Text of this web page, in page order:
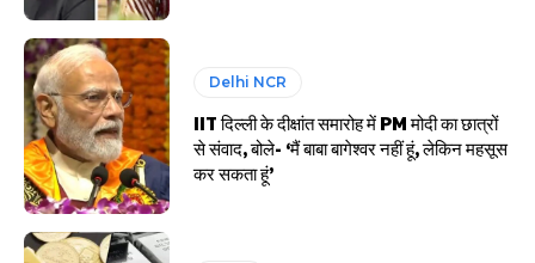
Delhi NCR
IIT दिल्ली के दीक्षांत समारोह में PM मोदी का छात्रों
से संवाद, बोले- ‘मैं बाबा बागेश्वर नहीं हूं, लेकिन महसूस
कर सकता हूं’